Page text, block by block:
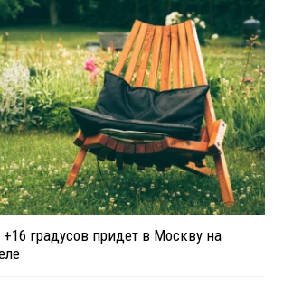
градусов придет в Москву на